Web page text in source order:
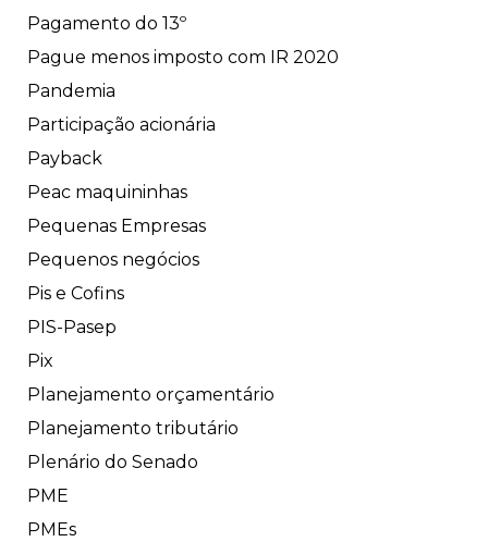
Pagamento do 13º
Pague menos imposto com IR 2020
Pandemia
Participação acionária
Payback
Peac maquininhas
Pequenas Empresas
Pequenos negócios
Pis e Cofins
PIS-Pasep
Pix
Planejamento orçamentário
Planejamento tributário
Plenário do Senado
PME
PMEs